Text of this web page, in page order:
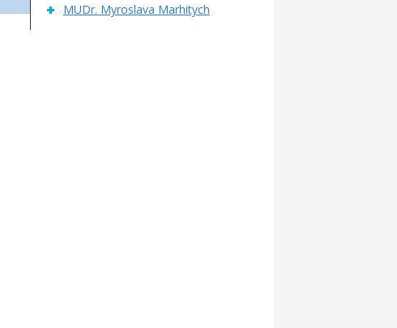
MUDr. Myroslava Marhitych